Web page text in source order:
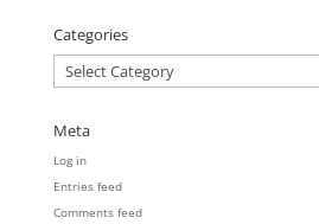
Categories
Categories
Meta
Log in
Entries feed
Comments feed